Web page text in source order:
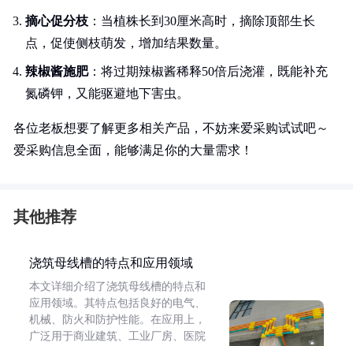
摘心促分枝 ：当植株长到30厘米高时，摘除顶部生长
点，促使侧枝萌发，增加结果数量。
辣椒酱施肥：将过期辣椒酱稀释50倍后浇灌，既能补充
氮磷钾，又能驱避地下害虫。
各位老板想要了解更多相关产品，不妨来爱采购试试吧～
爱采购信息全面，能够满足你的大量需求！
其他推荐
浇筑母线槽的特点和应用领域
本文详细介绍了浇筑母线槽的特点和
应用领域。其特点包括良好的电气、
机械、防火和防护性能。在应用上，
广泛用于商业建筑、工业厂房、医院